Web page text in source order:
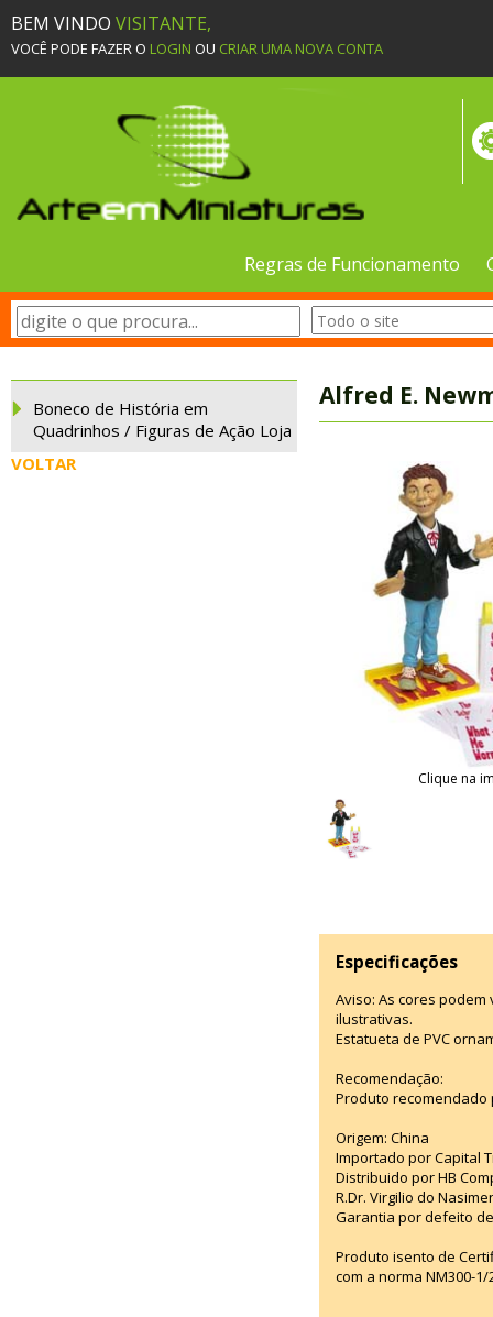
BEM VINDO VISITANTE,
VOCÊ PODE FAZER O LOGIN OU CRIAR UMA NOVA CONTA
Regras de Funcionamento
Boneco de História em
Quadrinhos / Figuras de Ação Loja
VOLTAR
Alfred E.
Clique na
Especificações
Aviso: As cores
ilustrativas.
Estatueta de PVC
Recomendação:
Produto recomendado
Origem: China
Importado por Capital
Distribuido por HB
R.Dr. Virgilio do
Garantia por defeito
Produto isento de
com a norma NM300-